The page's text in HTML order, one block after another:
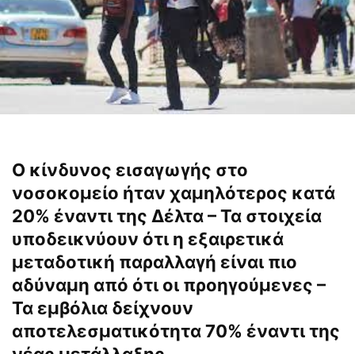
Ο κίνδυνος εισαγωγής στο
νοσοκομείο ήταν χαμηλότερος κατά
20% έναντι της Δέλτα – Τα στοιχεία
υποδεικνύουν ότι η εξαιρετικά
μεταδοτική παραλλαγή είναι πιο
αδύναμη από ότι οι προηγούμενες –
Τα εμβόλια δείχνουν
αποτελεσματικότητα 70% έναντι της